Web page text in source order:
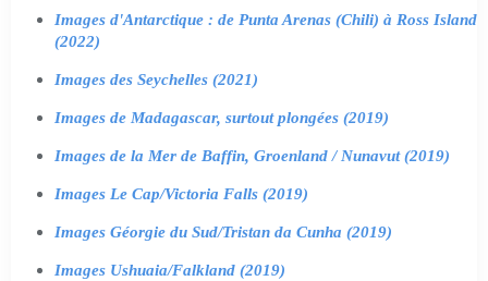
Images d'Antarctique : de Punta Arenas (Chili) à Ross Island
(2022)
Images des Seychelles (2021)
Images de Madagascar, surtout plongées (2019)
Images de la Mer de Baffin, Groenland / Nunavut (2019)
Images Le Cap/Victoria Falls (2019)
Images Géorgie du Sud/Tristan da Cunha (2019)
Images Ushuaia/Falkland (2019)